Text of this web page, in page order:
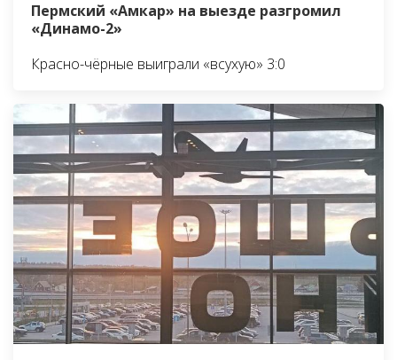
Пермский «Амкар» на выезде разгромил
«Динамо-2»
Красно-чёрные выиграли «всухую» 3:0